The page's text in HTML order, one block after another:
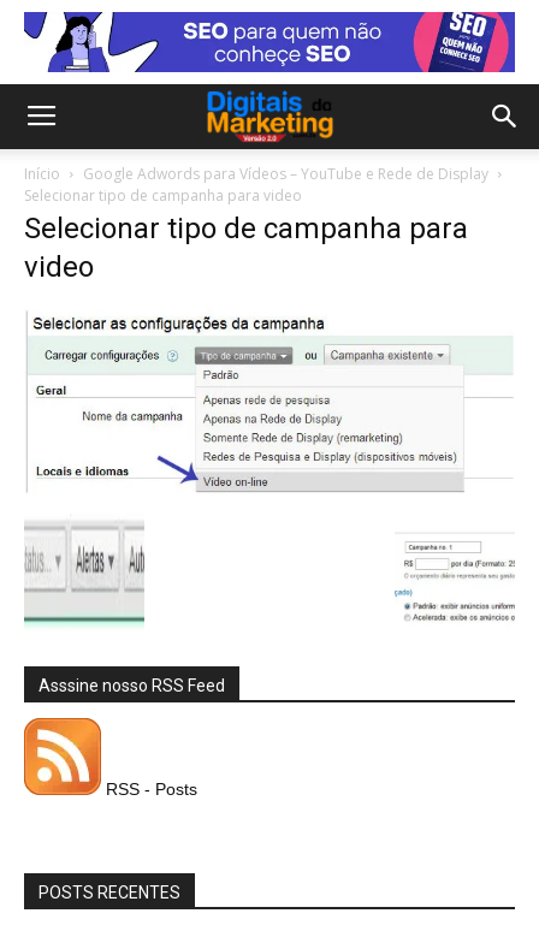
Início
Google Adwords para Vídeos – YouTube e Rede de Display
Selecionar tipo de campanha para video
Selecionar tipo de campanha para
video
Asssine nosso RSS Feed
RSS - Posts
POSTS RECENTES